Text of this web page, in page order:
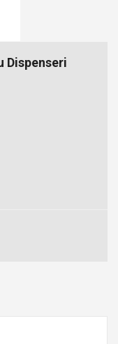
Dispenseri